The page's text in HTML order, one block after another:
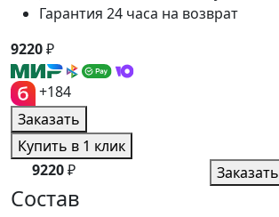
Гарантия 24 часа на возврат
9220₽
+184
Заказать
Купить в 1 клик
9220₽ Заказать
Состав